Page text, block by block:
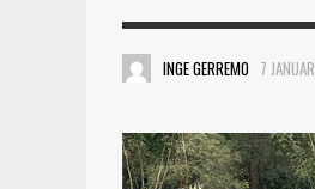
INGE GERREMO 7